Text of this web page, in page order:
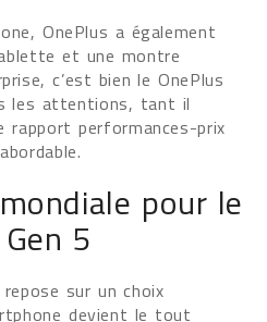
OnePlus a également
et une montre
c’est bien le OnePlus
les attentions, tant il
rapport performances-prix
pour le
5
sur un choix
devient le tout